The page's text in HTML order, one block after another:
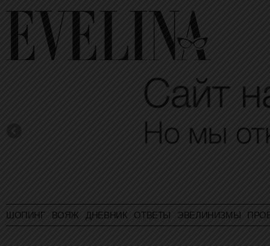
ШОПИНГ ВОЯЖ ДНЕВНИК ОТВЕТЫ ЭВЕЛИНИЗМЫ